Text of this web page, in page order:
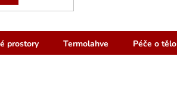
prostory Termolahve Péče o tělo